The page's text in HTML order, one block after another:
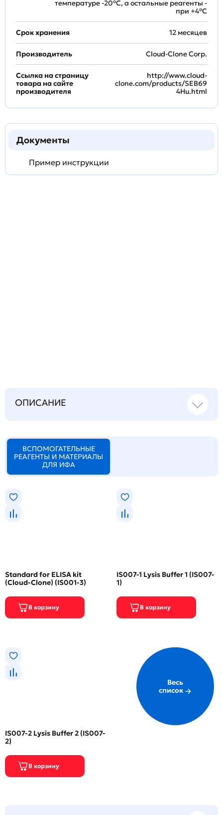
температуре -20°C, а остальные реагенты -
при +4°С
Срок хранения 12 месяцев
Производитель Cloud-Clone Corp.
Ссылка на страницу
товара на сайте
производителя
http://www.cloud-
clone.com/products/SEB69
4Hu.html
Документы
Пример инструкции
ОПИСАНИЕ
ВСПОМОГАТЕЛЬНЫЕ
РЕАГЕНТЫ И МАТЕРИАЛЫ
ДЛЯ ИФА
Standard for ELISA kit
(Cloud-Clone) (IS001-3)
IS007-1 Lysis Buffer 1 (IS007-
1)
IS007-2 Lysis Buffer 2 (IS007-
2)
Весь
список